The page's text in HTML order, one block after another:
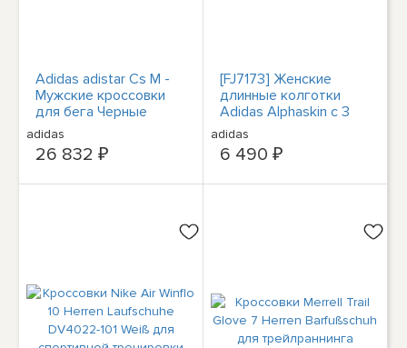
Adidas adistar Cs M -
Мужские кроссовки
для бега Черные
GY1697 Спортивные
кроссовки Новые
adidas
26 832 ₽
[FJ7173] Женские
длинные колготки
Adidas Alphaskin с 3
полосками
adidas
6 490 ₽